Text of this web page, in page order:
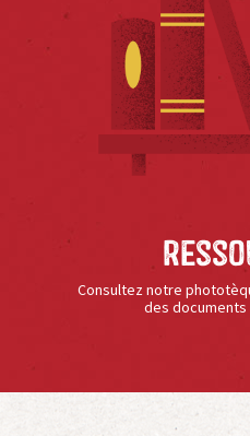
Consultez notre
des documents